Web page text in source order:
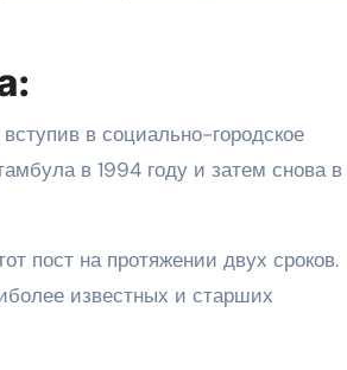
в социально-городское
в 1994 году и затем снова в
пост на протяжении двух сроков.
известных и старших